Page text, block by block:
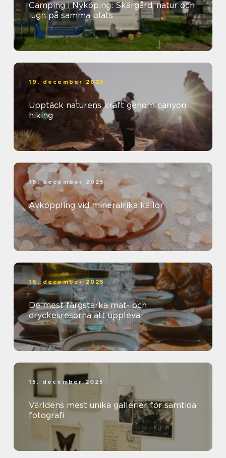
Camping i Nyköping: Skärgård, natur och
lugn på samma plats
19. december 2025
Upptäck naturens kraft genom canyon
hiking
16. december 2025
Avkoppling vid mineralrika källor
16. december 2025
De mest färgstarka mat- och
dryckesresorna att uppleva
15. december 2025
Världens mest unika gallerier för samtida
fotografi